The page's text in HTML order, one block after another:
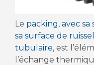
Le packing, avec sa
sa surface de
tubulaire, est
l’échange